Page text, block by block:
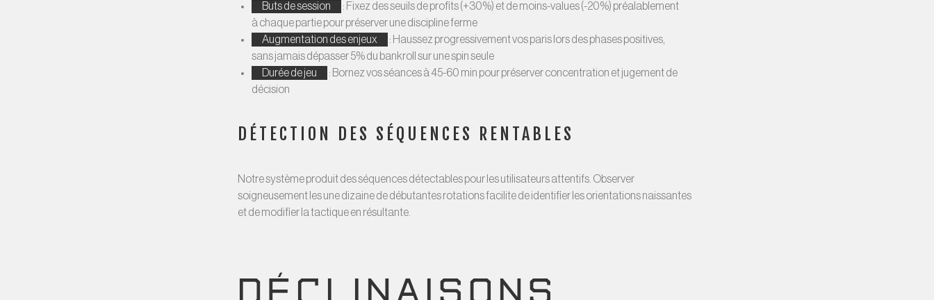
Buts de session
: Fixez des seuils de profits (+30%) et de moins-values (-20%) préalablement
à chaque partie pour préserver une discipline ferme
Augmentation des enjeux
: Haussez progressivement vos paris lors des phases positives,
sans jamais dépasser 5% du bankroll sur une spin seule
Durée de jeu
: Bornez vos séances à 45-60 min pour préserver concentration et jugement de
décision
DÉTECTION DES SÉQUENCES RENTABLES
Notre système produit des séquences détectables pour les utilisateurs attentifs. Observer
soigneusement les une dizaine de débutantes rotations facilite de identifier les orientations naissantes
et de modifier la tactique en résultante.
DÉCLINAISONS